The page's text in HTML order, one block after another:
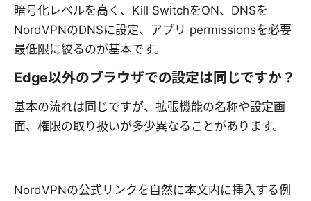
暗号化レベルを高く、Kill SwitchをON、DNSを
NordVPNのDNSに設定、アプリ permissionsを必要
最低限に絞るのが基本です。
Edge以外のブラウザでの設定は同じですか？
基本の流れは同じですが、拡張機能の名称や設定画
面、権限の取り扱いが多少異なることがあります。
NordVPNの公式リンクを自然に本文内に挿入する例